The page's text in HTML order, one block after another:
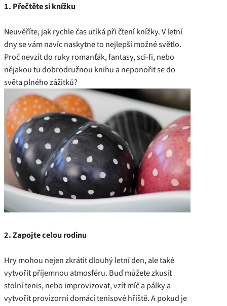
1. Přečtěte si knížku
Neuvěříte, jak rychle čas utíká při čtení knížky. V letní
dny se vám navíc naskytne to nejlepší možné světlo.
Proč nevzít do ruky romanťák, fantasy, sci-fi, nebo
nějakou tu dobrodružnou knihu a neponořit se do
světa plného zážitků?
2. Zapojte celou rodinu
Hry mohou nejen zkrátit dlouhý letní den, ale také
vytvořit příjemnou atmosféru. Buď můžete zkusit
stolní tenis, nebo improvizovat, vzít míč a pálky a
vytvořit provizorní domácí tenisové hřiště. A pokud je